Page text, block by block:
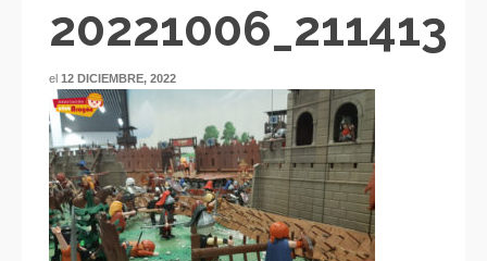
20221006_211413
el 12 DICIEMBRE, 2022